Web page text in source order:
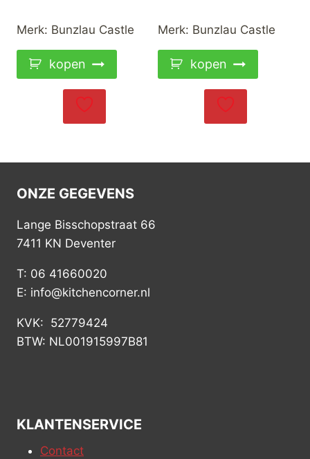
Merk: Bunzlau Castle
kopen
Merk: Bunzlau Castle
kopen
ONZE GEGEVENS
Lange Bisschopstraat 66
7411 KN Deventer
T: 06 41660020
E: info@kitchencorner.nl
KVK: 52779424
BTW: NL001915997B81
KLANTENSERVICE
Contact